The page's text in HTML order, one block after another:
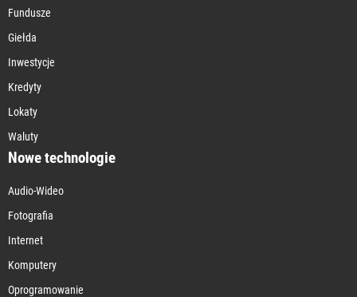
Fundusze
Giełda
Inwestycje
Kredyty
Lokaty
Waluty
Nowe technologie
Audio-Wideo
Fotografia
Internet
Komputery
Oprogramowanie